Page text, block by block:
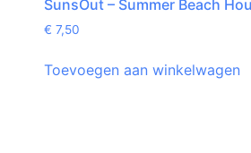
SunsOut – Summer Beach
€ 7,50
Toevoegen aan winkelwagen